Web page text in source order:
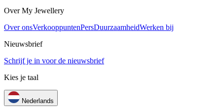
Over My Jewellery
Over onsVerkooppuntenPersDuurzaamheidWerken bij
Nieuwsbrief
Schrijf je in voor de nieuwsbrief
Kies je taal
Nederlands